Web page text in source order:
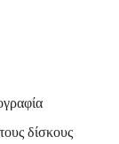
δίσκους